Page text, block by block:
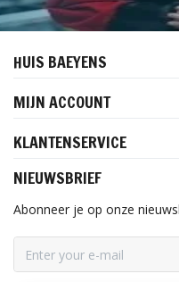
HUIS BAEYENS
MIJN ACCOUNT
KLANTENSERVICE
NIEUWSBRIEF
Abonneer je op onze